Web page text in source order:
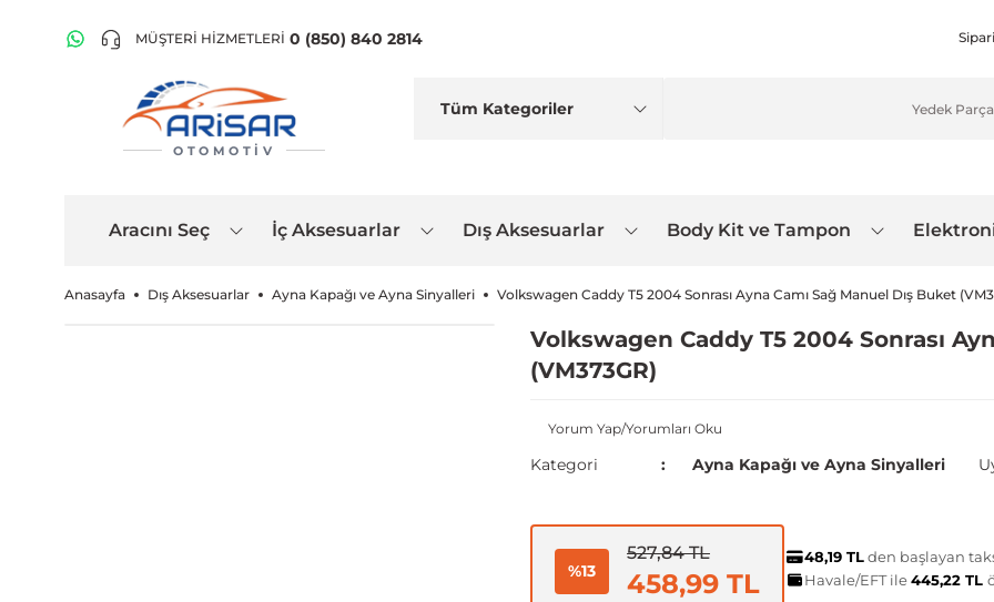
MÜŞTERİ HİZMETLERİ 0 (850) 840 2814
OTOMOTIV
Aracını Seç İç Aksesuarlar Dış Aksesuarlar Body Kit ve Tampon
Anasayfa Dış Aksesuarlar Ayna Kapağı ve Ayna Sinyalleri Volkswagen Caddy T5 2004 Sonrası Ayna Camı Sağ Manuel Dış Buket
Volkswagen Caddy T5 2004 Sonrası
(VM373GR)
Yorum Yap/Yorumları Oku
Kategori Ayna Kapağı ve Ayna Sinyalleri
%13
527,84 TL
458,99 TL
48,19 TLden başlayan
Havale/EFT ile445,22 TL